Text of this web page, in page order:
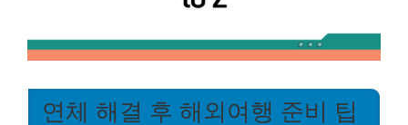
연체 해결 후 해외여행 준비 팁